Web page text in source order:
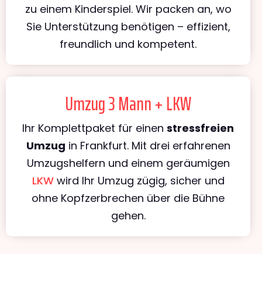
zu einem Kinderspiel. Wir packen an, wo
Sie Unterstützung benötigen – effizient,
freundlich und kompetent.
Umzug 3 Mann + LKW
Ihr Komplettpaket für einen stressfreien
Umzug in Frankfurt. Mit drei erfahrenen
Umzugshelfern und einem geräumigen
LKWwird Ihr Umzug zügig, sicher und
ohne Kopfzerbrechen über die Bühne
gehen.